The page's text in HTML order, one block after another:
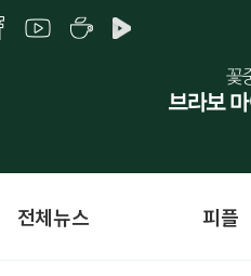
전체뉴스 피플